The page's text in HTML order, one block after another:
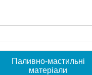
Паливно-мастильні
матеріали